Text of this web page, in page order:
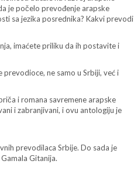
je počelo prevođenje arapske
sa jezika posrednika? Kakvi prevodi
imaćete priliku da ih postavite i
ne samo u Srbiji, već i
i romana savremene arapske
i zabranjivani, i ovu antologiju je
prevodilaca Srbije. Do sada je
Gitanija.